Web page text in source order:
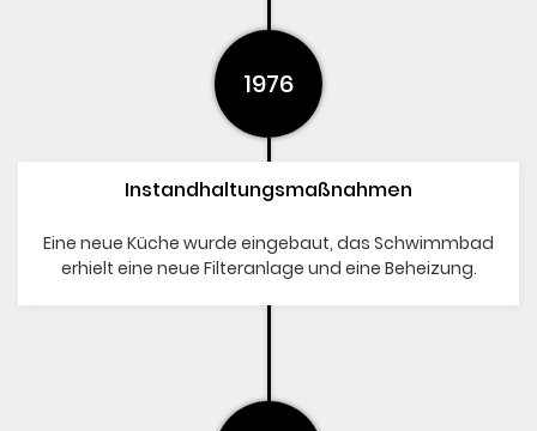
1976
Instandhaltungsmaßnahmen
Eine neue Küche wurde eingebaut, das Schwimmbad
erhielt eine neue Filteranlage und eine Beheizung.